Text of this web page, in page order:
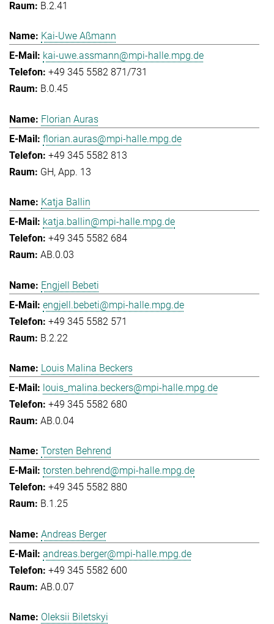
B.2.41
Kai-Uwe Aßmann
kai-uwe.assmann@mpi-halle.mpg.de
+49 345 5582 871/731
B.0.45
Florian Auras
florian.auras@mpi-halle.mpg.de
+49 345 5582 813
GH, App. 13
Katja Ballin
katja.ballin@mpi-halle.mpg.de
+49 345 5582 684
AB.0.03
Engjell Bebeti
engjell.bebeti@mpi-halle.mpg.de
+49 345 5582 571
B.2.22
Louis Malina Beckers
louis_malina.beckers@mpi-halle.mpg.de
+49 345 5582 680
AB.0.04
Torsten Behrend
torsten.behrend@mpi-halle.mpg.de
+49 345 5582 880
B.1.25
Andreas Berger
andreas.berger@mpi-halle.mpg.de
+49 345 5582 600
AB.0.07
Oleksii Biletskyi